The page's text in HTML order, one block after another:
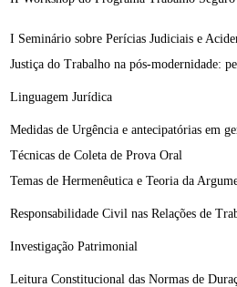
I Seminário sobre Perícias Judiciais e
Justiça do Trabalho na pós-modernidade:
Linguagem Jurídica
Medidas de Urgência e antecipatórias em
Técnicas de Coleta de Prova Oral
Temas de Hermenêutica e Teoria da
Responsabilidade Civil nas Relações de
Investigação Patrimonial
Leitura Constitucional das Normas de